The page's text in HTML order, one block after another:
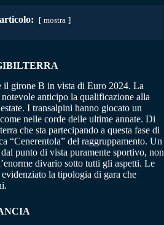
mostra
il girone B in vista di Euro 2024. La
anticipo la qualificazione alla
I transalpini hanno giocato un
nelle corde delle ultime annate. Di
che sta partecipando a questa fase di
“Cenerentola” del raggruppamento. Un
punto di vista puramente sportivo, non
divario sotto tutti gli aspetti. Le
la tipologia di gara che